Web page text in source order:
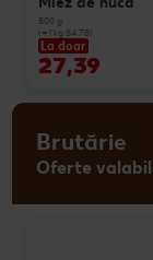
500 g
(=1 kg 54.78)
La doar
27,39
Brutărie
Oferte